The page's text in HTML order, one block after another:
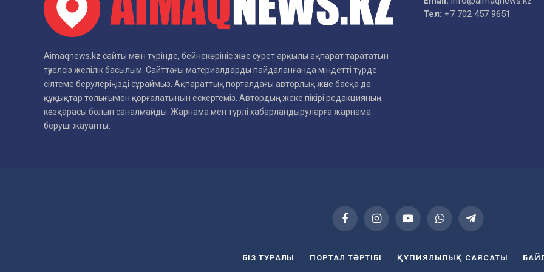
Aimaqnews.kz сайты мәтін түрінде, бейнекөрініс және сурет арқылы ақпарат тарататын
тәуелсіз желілік басылым. Сайттағы материалдарды пайдаланғанда міндетті түрде
сілтеме берулеріңізді сұраймыз. Ақпараттық порталдағы авторлық және басқа да
құқықтар толығымен қорғалатынын ескертеміз. Автордың жеке пікірі редакцияның
көзқарасы болып саналмайды. Жарнама мен түрлі хабарландыруларға жарнама
беруші жауапты.
Тел: +7 702 457 9651
FacebookInstagramYouTubeWhatsAppTelegram
БІЗ ТУРАЛЫ ПОРТАЛ ТӘРТІБІ ҚҰПИЯЛЫЛЫҚ САЯСАТЫ